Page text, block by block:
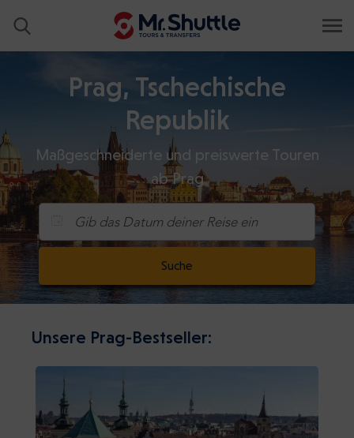
Prag, Tschechische
Republik
Maßgeschneiderte und preiswerte Touren
ab Prag
Gib das Datum deiner Reise ein
Suche
Unsere Prag-Bestseller: